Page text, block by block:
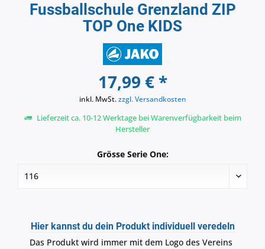
Fussballschule Grenzland ZIP
TOP One KIDS
17,99 € *
inkl. MwSt.zzgl. Versandkosten
Lieferzeit ca. 10-12 Werktage bei Warenverfügbarkeit beim
Hersteller
Grösse Serie One:
Hier kannst du dein Produkt individuell veredeln
Das Produkt wird immer mit dem Logo des Vereins